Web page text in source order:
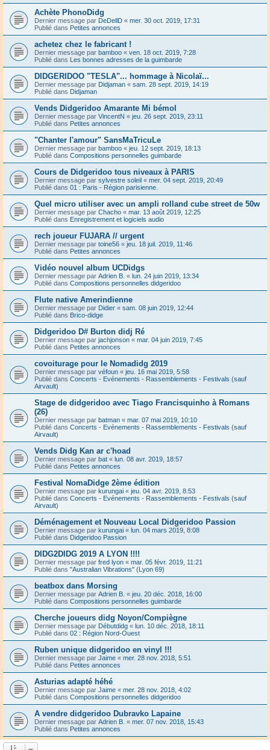
Achète PhonoDidg
Dernier message par DeDellD « mer. 30 oct. 2019, 17:31
Publié dans Petites annonces
achetez chez le fabricant !
Dernier message par bamboo « ven. 18 oct. 2019, 7:28
Publié dans Les bonnes adresses de la guimbarde
DIDGERIDOO "TESLA"... hommage à Nicolaï...
Dernier message par Didjaman « sam. 28 sept. 2019, 14:19
Publié dans Didjaman
Vends Didgeridoo Amarante Mi bémol
Dernier message par VincentN « jeu. 26 sept. 2019, 23:11
Publié dans Petites annonces
"Chanter l'amour" SansMaTricuLe
Dernier message par bamboo « jeu. 12 sept. 2019, 18:13
Publié dans Compositions personnelles guimbarde
Cours de Didgeridoo tous niveaux à PARIS
Dernier message par sylvestre soleil « mer. 04 sept. 2019, 20:49
Publié dans 01 : Paris - Région parisienne.
Quel micro utiliser avec un ampli rolland cube street de 50w
Dernier message par Chacho « mar. 13 août 2019, 12:25
Publié dans Enregistrement et logiciels audio
rech joueur FUJARA // urgent
Dernier message par toine56 « jeu. 18 juil. 2019, 11:46
Publié dans Petites annonces
Vidéo nouvel album UCDidgs
Dernier message par Adrien B. « lun. 24 juin 2019, 13:34
Publié dans Compositions personnelles didgeridoo
Flute native Amerindienne
Dernier message par Didier « sam. 08 juin 2019, 12:44
Publié dans Brico-didge
Didgeridoo D# Burton didj Ré
Dernier message par jachjonson « mar. 04 juin 2019, 7:45
Publié dans Petites annonces
covoiturage pour le Nomadidg 2019
Dernier message par véfoun « jeu. 16 mai 2019, 5:58
Publié dans Concerts - Evénements - Rassemblements - Festivals (sauf
Airvault)
Stage de didgeridoo avec Tiago Francisquinho à Romans
(26)
Dernier message par batman « mar. 07 mai 2019, 10:10
Publié dans Concerts - Evénements - Rassemblements - Festivals (sauf
Airvault)
Vends Didg Kan ar c'hoad
Dernier message par bat « lun. 08 avr. 2019, 18:57
Publié dans Petites annonces
Festival NomaDidge 2ème édition
Dernier message par kurungai « jeu. 04 avr. 2019, 8:53
Publié dans Concerts - Evénements - Rassemblements - Festivals (sauf
Airvault)
Déménagement et Nouveau Local Didgeridoo Passion
Dernier message par kurungai « lun. 04 mars 2019, 8:08
Publié dans Didgeridoo Passion
DIDG2DIDG 2019 A LYON !!!!
Dernier message par fred lyon « mar. 05 févr. 2019, 11:21
Publié dans "Australian Vibrations" (Lyon 69)
beatbox dans Morsing
Dernier message par Adrien B. « jeu. 20 déc. 2018, 16:00
Publié dans Compositions personnelles guimbarde
Cherche joueurs didg Noyon/Compiègne
Dernier message par Débutdidg « lun. 10 déc. 2018, 18:11
Publié dans 02 : Région Nord-Ouest
Ruben unique didgeridoo en vinyl !!!
Dernier message par Jaime « mer. 28 nov. 2018, 5:51
Publié dans Petites annonces
Asturias adapté héhé
Dernier message par Jaime « mer. 28 nov. 2018, 4:02
Publié dans Compositions personnelles didgeridoo
A vendre didgeridoo Dubravko Lapaine
Dernier message par Adrien B. « mer. 07 nov. 2018, 15:43
Publié dans Petites annonces